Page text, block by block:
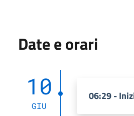
Date e orari
10
GIU
06:29 -